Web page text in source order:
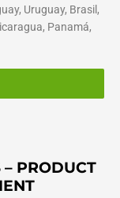
Uruguay, Brasil,
Panamá,
– PRODUCT